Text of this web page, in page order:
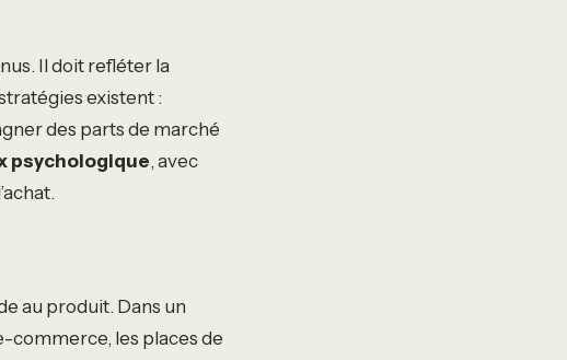
Il doit refléter la
existent :
des parts de marché
psychologique, avec
au produit. Dans un
commerce, les places de